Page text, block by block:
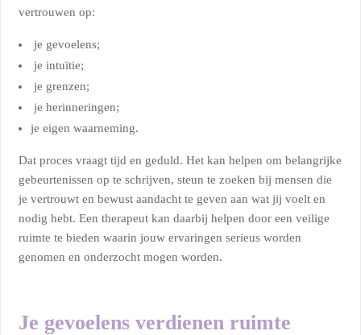
vertrouwen op:
je gevoelens;
je intuïtie;
je grenzen;
je herinneringen;
je eigen waarneming.
Dat proces vraagt tijd en geduld. Het kan helpen om belangrijke
gebeurtenissen op te schrijven, steun te zoeken bij mensen die
je vertrouwt en bewust aandacht te geven aan wat jij voelt en
nodig hebt. Een therapeut kan daarbij helpen door een veilige
ruimte te bieden waarin jouw ervaringen serieus worden
genomen en onderzocht mogen worden.
Je gevoelens verdienen ruimte